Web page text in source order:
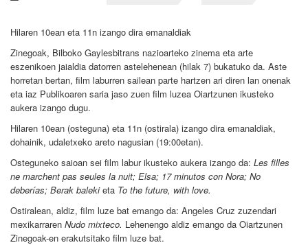
Hilaren 10ean eta 11n izango dira emanaldiak
Zinegoak, Bilboko Gaylesbitrans nazioarteko zinema eta arte
eszenikoen jaialdia datorren astelehenean (hilak 7) bukatuko da. Aste
horretan bertan, film laburren sailean parte hartzen ari diren lan onenak
eta iaz Publikoaren saria jaso zuen film luzea Oiartzunen ikusteko
aukera izango dugu.
Hilaren 10ean (osteguna) eta 11n (ostirala) izango dira emanaldiak,
dohainik, udaletxeko areto nagusian (19:00etan).
Osteguneko saioan sei film labur ikusteko aukera izango da: Les filles
ne marchent pas seules la nuit; Elsa; 17 minutos con Nora; No
deberías; Berak balekieta To the future, with love.
Ostiralean, aldiz, film luze bat emango da: Angeles Cruz zuzendari
mexikarraren Nudo mixteco. Lehenengo aldiz emango da Oiartzunen
Zinegoak-en erakutsitako film luze bat.